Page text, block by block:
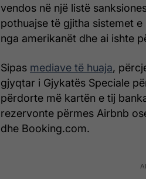
vendos në një listë
pothuajse të gjitha sistemet
nga amerikanët dhe ai ishte
Sipas mediave të huaja,
gjyqtar i Gjykatës Speciale
përdorte më kartën e tij
rezervonte përmes Airbnb
dhe Booking.com.